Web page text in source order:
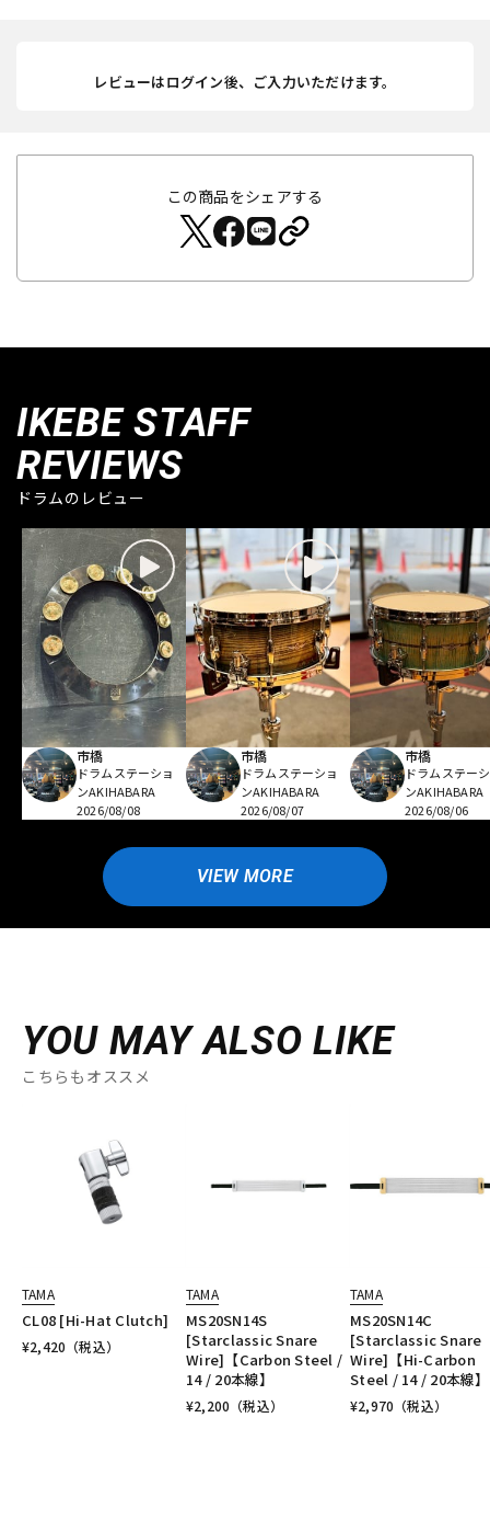
レビューはログイン後、ご入力いただけます。
この商品をシェアする
IKEBE STAFF
REVIEWS
ドラムのレビュー
市橋
ドラムステーショ
ンAKIHABARA
2026/08/08
市橋
ドラムステーショ
ンAKIHABARA
2026/08/07
市橋
ドラムステー
ンAKIHABARA
2026/08/06
VIEW MORE
YOU MAY ALSO LIKE
こちらもオススメ
TAMA
CL08 [Hi-Hat Clutch]
¥2,420 （税込）
TAMA
MS20SN14S
[Starclassic Snare
Wire]【Carbon Steel /
14 / 20本線】
¥2,200 （税込）
TAMA
MS20SN14C
[Starclassic Snare
Wire]【Hi-Carbon
Steel / 14 / 20本線】
¥2,970 （税込）